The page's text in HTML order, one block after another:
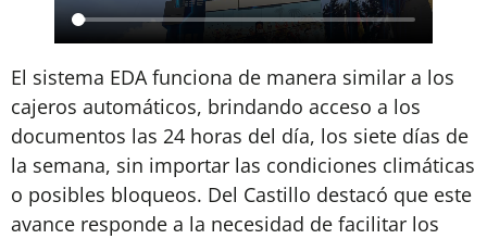
El sistema EDA funciona de manera similar a los
cajeros automáticos, brindando acceso a los
documentos las 24 horas del día, los siete días de
la semana, sin importar las condiciones climáticas
o posibles bloqueos. Del Castillo destacó que este
avance responde a la necesidad de facilitar los